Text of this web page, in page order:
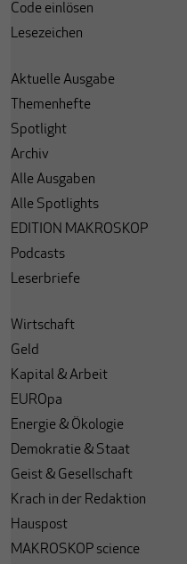
Code einlösen
Lesezeichen
Aktuelle Ausgabe
Themenhefte
Spotlight
Archiv
Alle Ausgaben
Alle Spotlights
EDITION MAKROSKOP
Podcasts
Leserbriefe
Wirtschaft
Geld
Kapital & Arbeit
EUROpa
Energie & Ökologie
Demokratie & Staat
Geist & Gesellschaft
Krach in der Redaktion
Hauspost
MAKROSKOP science